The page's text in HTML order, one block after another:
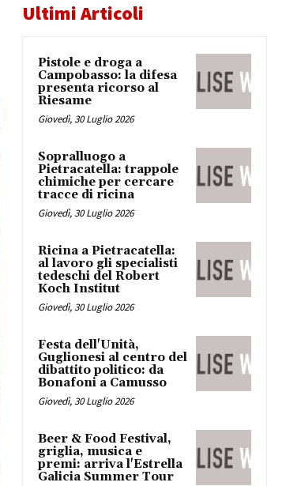
Ultimi Articoli
Pistole e droga a
Campobasso: la difesa
presenta ricorso al
Riesame
Giovedì, 30 Luglio 2026
Sopralluogo a
Pietracatella: trappole
chimiche per cercare
tracce di ricina
Giovedì, 30 Luglio 2026
Ricina a Pietracatella:
al lavoro gli specialisti
tedeschi del Robert
Koch Institut
Giovedì, 30 Luglio 2026
Festa dell'Unità,
Guglionesi al centro del
dibattito politico: da
Bonafoni a Camusso
Giovedì, 30 Luglio 2026
Beer & Food Festival,
griglia, musica e
premi: arriva l'Estrella
Galicia Summer Tour